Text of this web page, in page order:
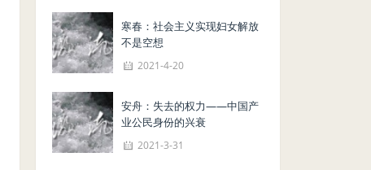
寒春：社会主义实现妇女解放
不是空想
2021-4-20
安舟：失去的权力——中国产
业公民身份的兴衰
2021-3-31